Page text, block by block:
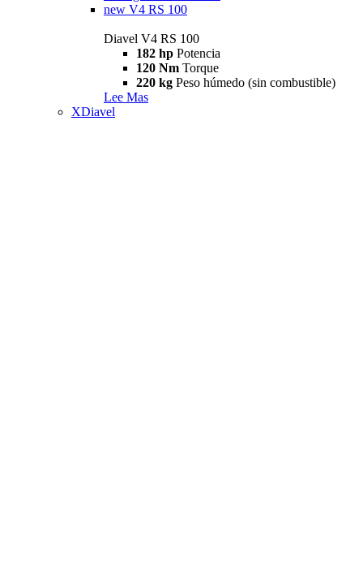
new V4 RS 100
Diavel V4 RS 100
182 hp Potencia
120 Nm Torque
220 kg Peso húmedo (sin combustible)
Lee Mas
XDiavel